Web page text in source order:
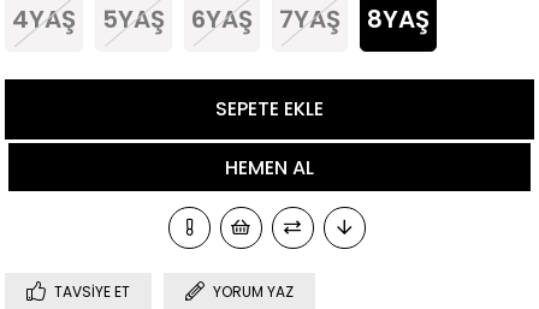
4YAŞ 5YAŞ 6YAŞ 7YAŞ 8YAŞ
TAVSIYE ET YORUM YAZ